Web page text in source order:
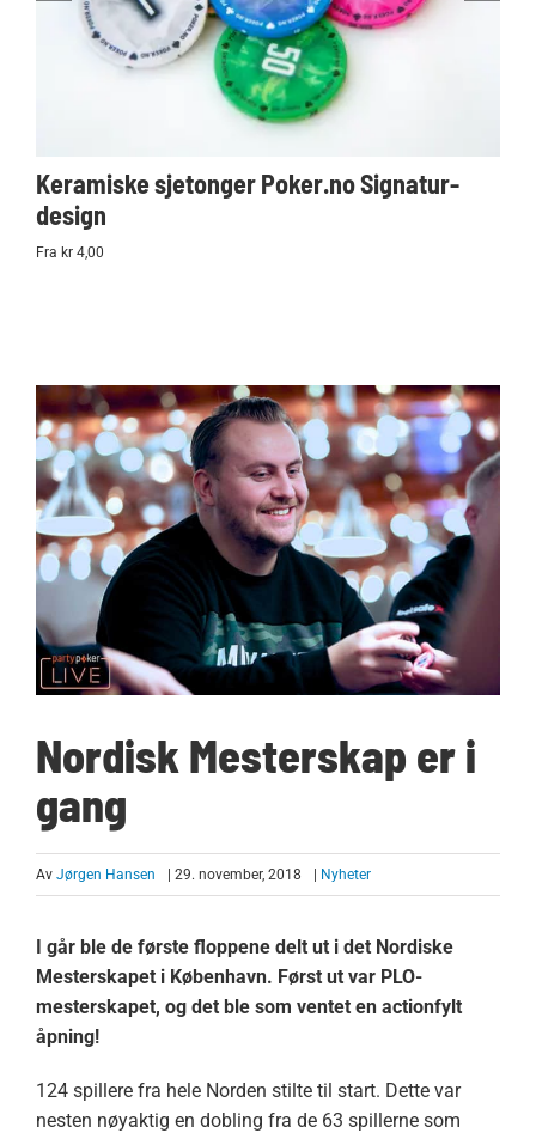
Keramiske sjetonger Poker.no Signatur-
design
Fra kr 4,00
Nordisk Mesterskap er i
gang
Av Jørgen Hansen | 29. november, 2018 | Nyheter
I går ble de første floppene delt ut i det Nordiske
Mesterskapet i København. Først ut var PLO-
mesterskapet, og det ble som ventet en actionfylt
åpning!
124 spillere fra hele Norden stilte til start. Dette var
nesten nøyaktig en dobling fra de 63 spillerne som